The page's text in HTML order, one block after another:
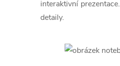
interaktivní prezentace.
detaily.